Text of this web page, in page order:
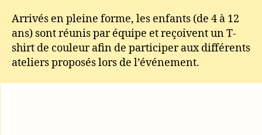
Arrivés en pleine forme, les enfants (de 4 à 12
ans) sont réunis par équipe et reçoivent un T-
shirt de couleur afin de participer aux différents
ateliers proposés lors de l’événement.